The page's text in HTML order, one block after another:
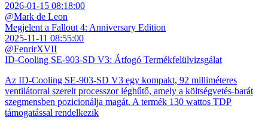
2026-01-15 08:18:00
@Mark de Leon
Megjelent a Fallout 4: Anniversary Edition
2025-11-11 08:55:00
@FenrirXVII
ID-Cooling SE-903-SD V3: Átfogó Termékfelülvizsgálat
Az ID-Cooling SE-903-SD V3 egy kompakt, 92 milliméteres
ventilátorral szerelt processzor léghűtő, amely a költségvetés-barát
szegmensben pozicionálja magát. A termék 130 wattos TDP
támogatással rendelkezik